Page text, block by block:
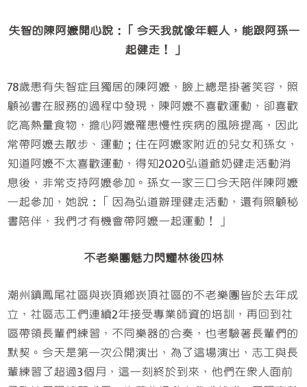
失智的陳阿嬤開心說：「今天我就像年輕人，能跟阿孫一
起健走！」
78歲患有失智症且獨居的陳阿嬤，臉上總是掛著笑容，照
顧祕書在服務的過程中發現，陳阿嬤不喜歡運動，卻喜歡
吃高熱量食物，擔心阿嬤罹患慢性疾病的風險提高，因此
常帶阿嬤去散步、運動；住在阿嬤家附近的兒女和孫女，
知道阿嬤不太喜歡運動，得知2020弘道爺奶健走活動消
息後，非常支持阿嬤參加。孫女一家三口今天陪伴陳阿嬤
一起參加，她說：「因為弘道辦理健走活動，還有照顧秘
書陪伴，我們才有機會帶阿嬤一起運動！」
不老樂團魅力閃耀林後四林
潮州鎮鳳尾社區與崁頂鄉崁頂社區的不老樂團皆於去年成
立，社區志工們連續2年接受專業師資的培訓，再回到社
區帶領長輩們練習，不同樂器的合奏，也考驗著長輩們的
默契。今天是第一次公開演出，為了這場演出，志工與長
輩練習了超過3個月，這一刻終於到來，他們在眾人面前